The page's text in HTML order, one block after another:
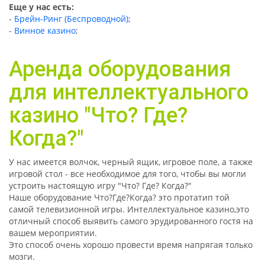
Еще у нас есть:
- Брейн-Ринг (Беспроводной);
- Винное казино;
Аренда оборудования
для интеллектуального
казино "Что? Где?
Когда?"
У нас имеется волчок, черный ящик, игровое поле, а также
игровой стол - все необходимое для того, чтобы вы могли
устроить настоящую игру "Что? Где? Когда?"
Наше оборудование Что?Где?Когда? это протатип той
самой телевизионной игры. Интеллектуальное казино,это
отличный способ выявить самого эрудированного гостя на
вашем мероприятии.
Это способ очень хорошо провести время напрягая только
мозги.